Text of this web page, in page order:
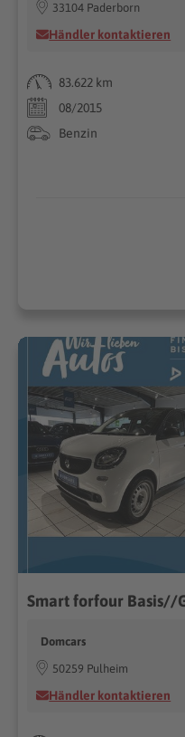
33104 Paderborn
Händler kontaktieren
83.622 km
08/2015
Benzin
Domcars
50259 Pulheim
Händler kontaktieren